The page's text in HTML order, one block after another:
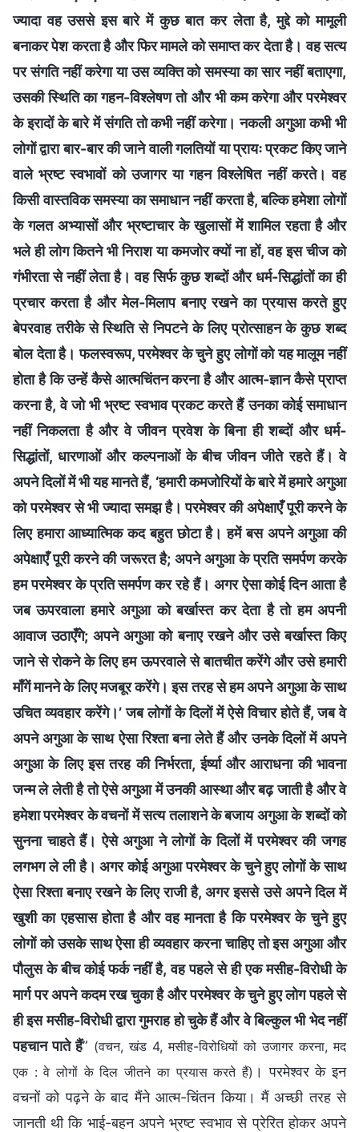
ज्यादा वह उससे इस बारे में कुछ बात कर लेता है, मुद्दे को मामूली
बनाकर पेश करता है और फिर मामले को समाप्त कर देता है। वह सत्य
पर संगति नहीं करेगा या उस व्यक्ति को समस्या का सार नहीं बताएगा,
उसकी स्थिति का गहन-विश्लेषण तो और भी कम करेगा और परमेश्वर
के इरादों के बारे में संगति तो कभी नहीं करेगा। नकली अगुआ कभी भी
लोगों द्वारा बार-बार की जाने वाली गलतियों या प्रायः प्रकट किए जाने
वाले भ्रष्ट स्वभावों को उजागर या गहन विश्लेषित नहीं करते। वह
किसी वास्तविक समस्या का समाधान नहीं करता है, बल्कि हमेशा लोगों
के गलत अभ्यासों और भ्रष्टाचार के खुलासों में शामिल रहता है और
भले ही लोग कितने भी निराश या कमजोर क्यों ना हों, वह इस चीज को
गंभीरता से नहीं लेता है। वह सिर्फ कुछ शब्दों और धर्म-सिद्धांतों का ही
प्रचार करता है और मेल-मिलाप बनाए रखने का प्रयास करते हुए
बेपरवाह तरीके से स्थिति से निपटने के लिए प्रोत्साहन के कुछ शब्द
बोल देता है। फलस्वरूप, परमेश्वर के चुने हुए लोगों को यह मालूम नहीं
होता है कि उन्हें कैसे आत्मचिंतन करना है और आत्म-ज्ञान कैसे प्राप्त
करना है, वे जो भी भ्रष्ट स्वभाव प्रकट करते हैं उनका कोई समाधान
नहीं निकलता है और वे जीवन प्रवेश के बिना ही शब्दों और धर्म-
सिद्धांतों, धारणाओं और कल्पनाओं के बीच जीवन जीते रहते हैं। वे
अपने दिलों में भी यह मानते हैं, ‘हमारी कमजोरियों के बारे में हमारे अगुआ
को परमेश्वर से भी ज्यादा समझ है। परमेश्वर की अपेक्षाएँ पूरी करने के
लिए हमारा आध्यात्मिक कद बहुत छोटा है। हमें बस अपने अगुआ की
अपेक्षाएँ पूरी करने की जरूरत है; अपने अगुआ के प्रति समर्पण करके
हम परमेश्वर के प्रति समर्पण कर रहे हैं। अगर ऐसा कोई दिन आता है
जब ऊपरवाला हमारे अगुआ को बर्खास्त कर देता है तो हम अपनी
आवाज उठाएँगे; अपने अगुआ को बनाए रखने और उसे बर्खास्त किए
जाने से रोकने के लिए हम ऊपरवाले से बातचीत करेंगे और उसे हमारी
माँगें मानने के लिए मजबूर करेंगे। इस तरह से हम अपने अगुआ के साथ
उचित व्यवहार करेंगे।’ जब लोगों के दिलों में ऐसे विचार होते हैं, जब वे
अपने अगुआ के साथ ऐसा रिश्ता बना लेते हैं और उनके दिलों में अपने
अगुआ के लिए इस तरह की निर्भरता, ईर्ष्या और आराधना की भावना
जन्म ले लेती है तो ऐसे अगुआ में उनकी आस्था और बढ़ जाती है और वे
हमेशा परमेश्वर के वचनों में सत्य तलाशने के बजाय अगुआ के शब्दों को
सुनना चाहते हैं। ऐसे अगुआ ने लोगों के दिलों में परमेश्वर की जगह
लगभग ले ली है। अगर कोई अगुआ परमेश्वर के चुने हुए लोगों के साथ
ऐसा रिश्ता बनाए रखने के लिए राजी है, अगर इससे उसे अपने दिल में
खुशी का एहसास होता है और वह मानता है कि परमेश्वर के चुने हुए
लोगों को उसके साथ ऐसा ही व्यवहार करना चाहिए तो इस अगुआ और
पौलुस के बीच कोई फर्क नहीं है, वह पहले से ही एक मसीह-विरोधी के
मार्ग पर अपने कदम रख चुका है और परमेश्वर के चुने हुए लोग पहले से
ही इस मसीह-विरोधी द्वारा गुमराह हो चुके हैं और वे बिल्कुल भी भेद नहीं
पहचान पाते हैं” (वचन, खंड 4, मसीह-विरोधियों को उजागर करना, मद
एक : वे लोगों के दिल जीतने का प्रयास करते हैं) । परमेश्वर के इन
वचनों को पढ़ने के बाद मैंने आत्म-चिंतन किया। मैं अच्छी तरह से
जानती थी कि भाई-बहन अपने भ्रष्ट स्वभाव से प्रेरित होकर अपने